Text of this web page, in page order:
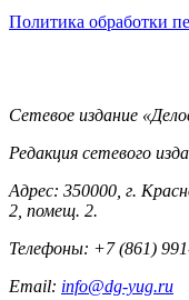
Политика обработки
Контакты
Сетевое издание
Редакция сетевого
Адрес: 350000, г.
2, помещ. 2.
Телефоны: +7 (861)
Email: info@dg-yug.ru